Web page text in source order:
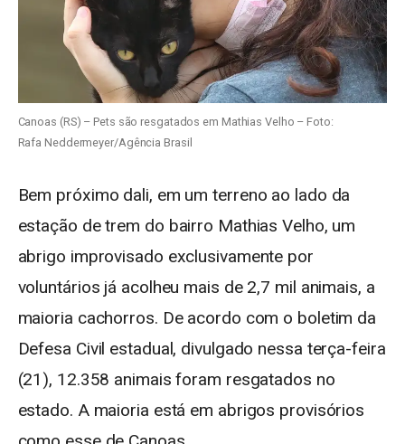
Canoas (RS) – Pets são resgatados em Mathias Velho – Foto:
Rafa Neddermeyer/Agência Brasil
Bem próximo dali, em um terreno ao lado da
estação de trem do bairro Mathias Velho, um
abrigo improvisado exclusivamente por
voluntários já acolheu mais de 2,7 mil animais, a
maioria cachorros. De acordo com o boletim da
Defesa Civil estadual, divulgado nessa terça-feira
(21), 12.358 animais foram resgatados no
estado. A maioria está em abrigos provisórios